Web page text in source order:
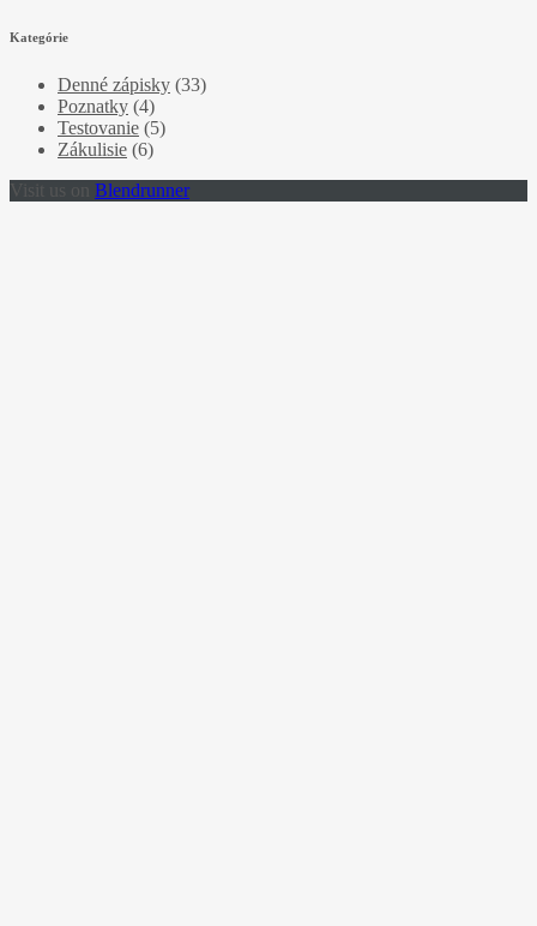
Kategórie
Denné zápisky (33)
Poznatky (4)
Testovanie (5)
Zákulisie (6)
Visit us on Blendrunner